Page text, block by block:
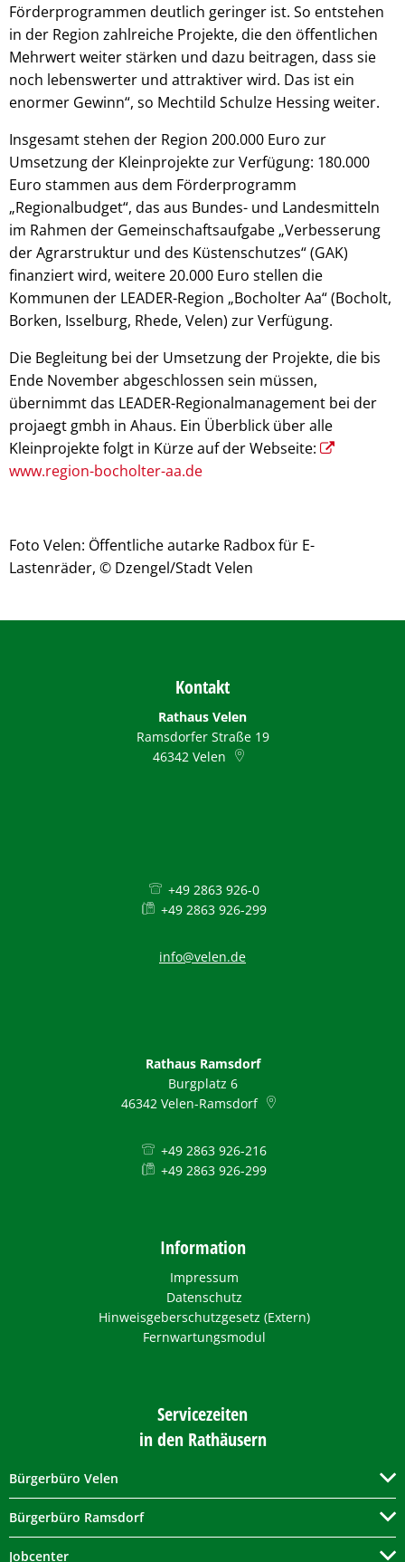
Förderprogrammen deutlich geringer ist. So entstehen
in der Region zahlreiche Projekte, die den öffentlichen
Mehrwert weiter stärken und dazu beitragen, dass sie
noch lebenswerter und attraktiver wird. Das ist ein
enormer Gewinn“, so Mechtild Schulze Hessing weiter.
Insgesamt stehen der Region 200.000 Euro zur
Umsetzung der Kleinprojekte zur Verfügung: 180.000
Euro stammen aus dem Förderprogramm
„Regionalbudget“, das aus Bundes- und Landesmitteln
im Rahmen der Gemeinschaftsaufgabe „Verbesserung
der Agrarstruktur und des Küstenschutzes“ (GAK)
finanziert wird, weitere 20.000 Euro stellen die
Kommunen der LEADER-Region „Bocholter Aa“ (Bocholt,
Borken, Isselburg, Rhede, Velen) zur Verfügung.
Die Begleitung bei der Umsetzung der Projekte, die bis
Ende November abgeschlossen sein müssen,
übernimmt das LEADER-Regionalmanagement bei der
projaegt gmbh in Ahaus. Ein Überblick über alle
Kleinprojekte folgt in Kürze auf der Webseite:
www.region-bocholter-aa.de
Foto Velen: Öffentliche autarke Radbox für E-
Lastenräder, © Dzengel/Stadt Velen
Kontakt
Rathaus Velen
Ramsdorfer Straße 19
46342 Velen
+49 2863 926-0
+49 2863 926-299
info@velen.de
Rathaus Ramsdorf
Burgplatz 6
46342 Velen-Ramsdorf
+49 2863 926-216
+49 2863 926-299
Information
Impressum
Datenschutz
Hinweisgeberschutzgesetz (Extern)
Fernwartungsmodul
Servicezeiten
in den Rathäusern
Bürgerbüro Velen
Bürgerbüro Ramsdorf
Jobcenter